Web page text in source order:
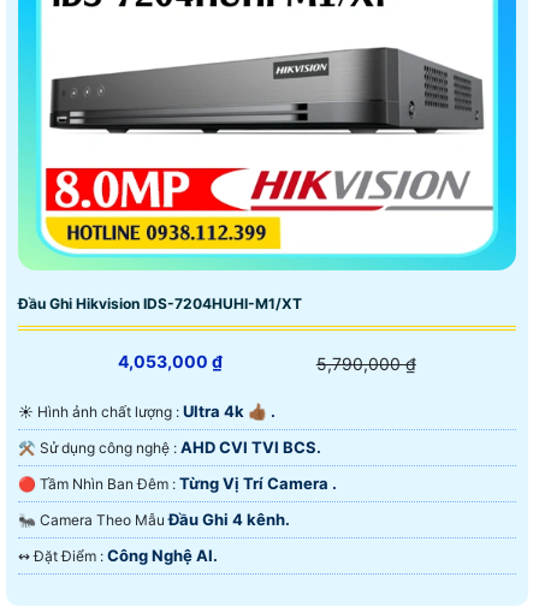
Đầu Ghi Hikvision IDS-7204HUHI-M1/XT
4,053,000 ₫ 5,790,000 ₫
☀️ Hình ảnh chất lượng : Ultra 4k 👍🏾 .
⚒ Sử dụng công nghệ : AHD CVI TVI BCS.
🔴 Tầm Nhìn Ban Đêm : Từng Vị Trí Camera .
🐜 Camera Theo MẫuĐầu Ghi 4 kênh.
️↭ Đặt Điểm : Công Nghệ AI.